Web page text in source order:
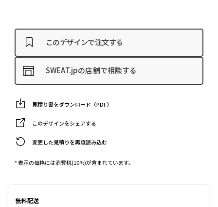
このデザインで注文する
SWEAT.jpの店舗で相談する
見積り書をダウンロード（PDF）
このデザインをシェアする
変更した見積りを再度読み込む
* 表示の価格には消費税(10%)が含まれています。
無料配送